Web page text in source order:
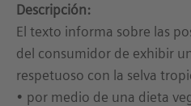
Descripción:
El texto informa sobre las
del consumidor de exhibir
respetuoso con la selva
• por medio de una dieta